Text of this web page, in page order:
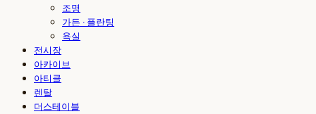
조명
가든 · 플란팅
욕실
전시장
아카이브
아티클
렌탈
더스테이블